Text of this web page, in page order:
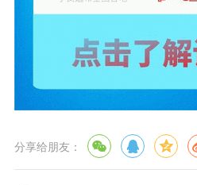
分享给朋友：